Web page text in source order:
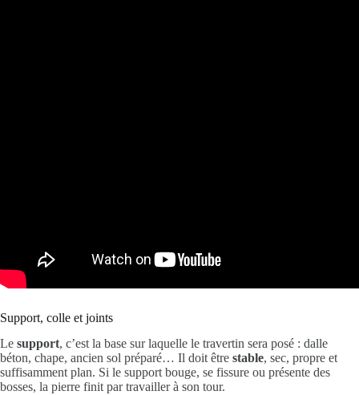
Support, colle et joints
Le support, c’est la base sur laquelle le travertin sera posé : dalle
béton, chape, ancien sol préparé… Il doit être stable, sec, propre et
suffisamment plan. Si le support bouge, se fissure ou présente des
bosses, la pierre finit par travailler à son tour.